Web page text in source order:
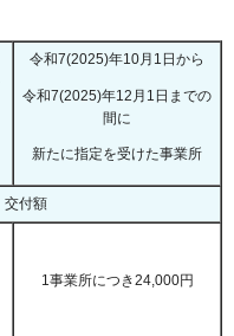
令和7(2025)年10月1日から
令和7(2025)年12月1日までの
間に
新たに指定を受けた事業所
交付額
1事業所につき24,000円